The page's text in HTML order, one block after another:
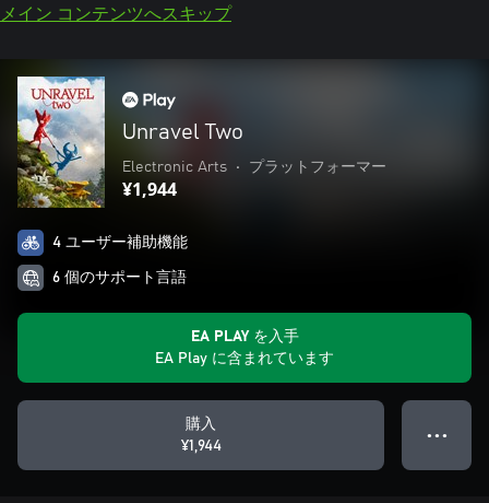
メイン コンテンツへスキップ
Unravel Two
Electronic Arts • プラットフォーマー
¥1,944
4 ユーザー補助機能
6 個のサポート言語
EA PLAY を入手
EA Play に含まれています
購入
¥1,944
● ● ●